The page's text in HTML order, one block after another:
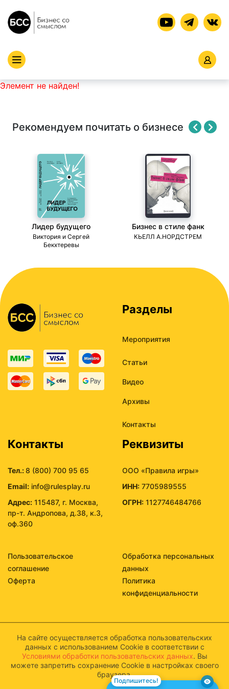
Элемент не найден!
Рекомендуем почитать о бизнесе
Лидер будущего
Виктория и Сергей
Бекхтеревы
Бизнес в стиле фанк
КЬЕЛЛ А.НОРДСТРЕМ
Разделы
Мероприятия
Статьи
Видео
Архивы
Контакты
Контакты
Тел.:8 (800) 700 95 65
Email: info@rulesplay.ru
Адрес: 115487, г. Москва,
пр-т. Андропова, д.38, к.3,
оф.360
Реквизиты
ООО «Правила игры»
ИНН: 7705989555
ОГРН: 1127746484766
Пользовательское
соглашение
Обработка персональных
данных
Оферта
Политика
конфиденциальности
На сайте осуществляется обработка пользовательских
данных с использованием Cookie в соответствии с
Условиями обработки пользовательских данных. Вы
можете запретить сохранение Cookie в настройках своего
браузера.
Подпишитесь!